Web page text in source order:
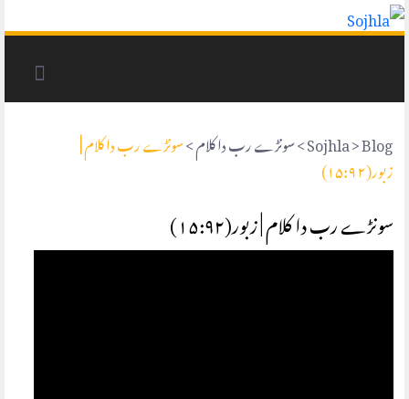
Sojhla>Blog
>سونڑے رب دا کلام>سونڑے رب دا کلام |
زبور(۱۵:۹۲)
سونڑے رب دا کلام | زبور(۱۵:۹۲)